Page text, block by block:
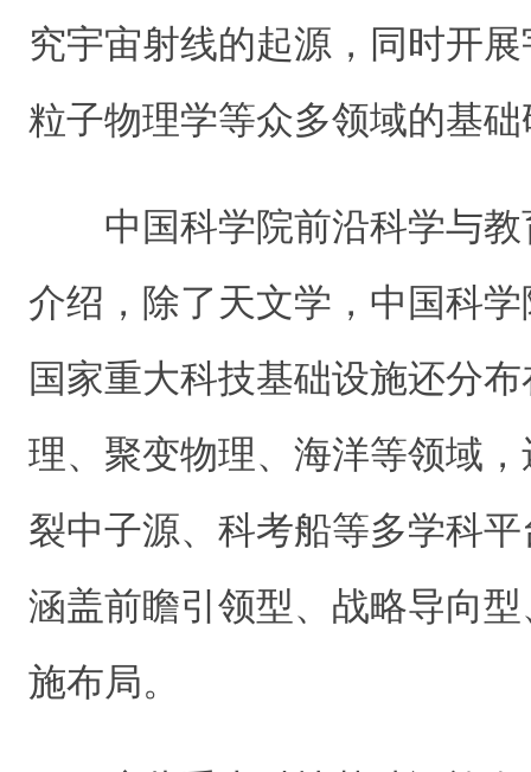
究宇宙射线的起源，同时开
粒子物理学等众多领域的基
中国科学院前沿科学与
介绍，除了天文学，中国科
国家重大科技基础设施还分
理、聚变物理、海洋等领域
裂中子源、科考船等多学科
涵盖前瞻引领型、战略导向
施布局。